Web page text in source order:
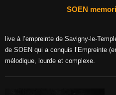
SOEN
live à l’empreinte de Savigny-le-
de SOEN qui a conquis l’Empreinte
mélodique, lourde et complexe.